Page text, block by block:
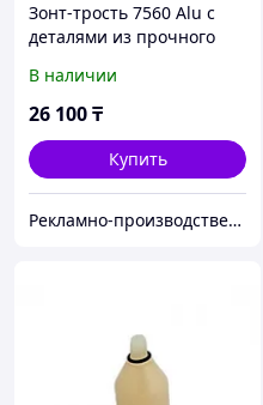
Зонт-трость 7560 Alu с
деталями из прочного
белый
В наличии
26 100₸
Купить
Рекламно-производственная компания «2Ymedia»